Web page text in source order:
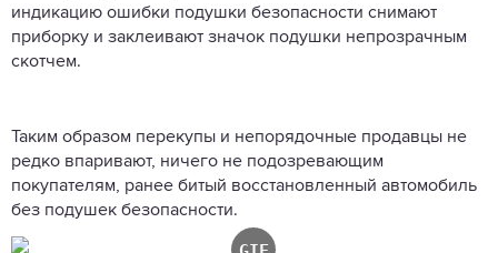
индикацию ошибки подушки безопасности снимают
приборку и заклеивают значок подушки непрозрачным
скотчем.
Таким образом перекупы и непорядочные продавцы не
редко впаривают, ничего не подозревающим
покупателям, ранее битый восстановленный автомобиль
без подушек безопасности.